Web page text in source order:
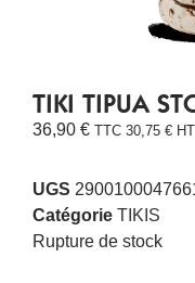
TIKI TIPUA
36,90 € TTC 30,75 € HT
UGS
Catégorie TIKIS
Rupture de stock